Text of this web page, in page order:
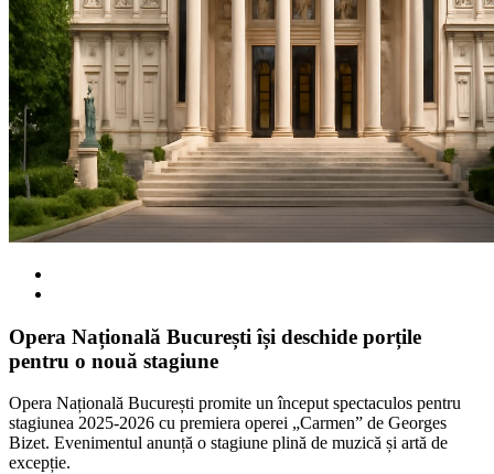
Opera Națională București își deschide porțile
pentru o nouă stagiune
Opera Națională București promite un început spectaculos pentru
stagiunea 2025-2026 cu premiera operei „Carmen” de Georges
Bizet. Evenimentul anunță o stagiune plină de muzică și artă de
excepție.